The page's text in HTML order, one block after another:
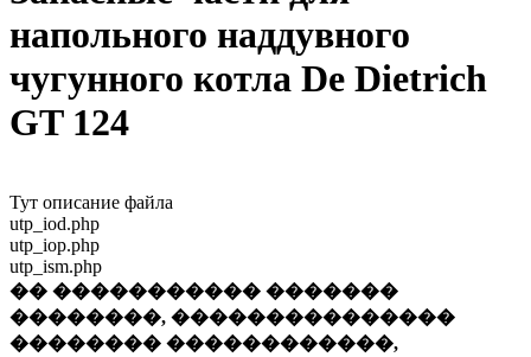
напольного наддувного
чугунного котла De Dietrich
GT 124
Тут описание файла
utp_iod.php
utp_iop.php
utp_ism.php
�� ����������� �������
��������, ���������������
�������� ������������,